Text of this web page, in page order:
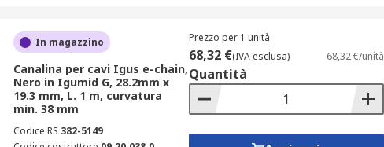
In magazzino
Canalina per cavi Igus e-chain,
Nero in Igumid G, 28.2mm x
19.3 mm, L. 1 m, curvatura
min. 38 mm
Codice RS 382-5149
Prezzo per 1 unità
68,32 €(IVA esclusa) 68,32 €/unità
Quantità